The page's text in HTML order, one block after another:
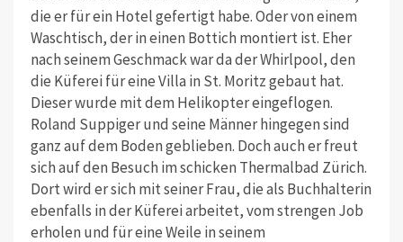
die er für ein Hotel gefertigt habe. Oder von einem
Waschtisch, der in einen Bottich montiert ist. Eher
nach seinem Geschmack war da der Whirlpool, den
die Küferei für eine Villa in St. Moritz gebaut hat.
Dieser wurde mit dem Helikopter eingeflogen.
Roland Suppiger und seine Männer hingegen sind
ganz auf dem Boden geblieben. Doch auch er freut
sich auf den Besuch im schicken Thermalbad Zürich.
Dort wird er sich mit seiner Frau, die als Buchhalterin
ebenfalls in der Küferei arbeitet, vom strengen Job
erholen und für eine Weile in seinem